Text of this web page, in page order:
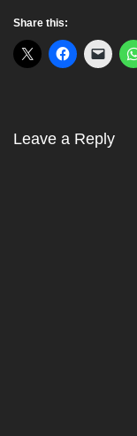
Share this:
Leave a Reply